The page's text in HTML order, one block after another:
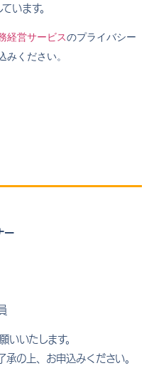
います。
経営サービスのプライバシー
ください。
ー
いたします。
の上、お申込みください。